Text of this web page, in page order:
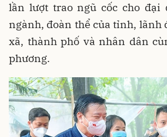
lần lượt trao ngũ cốc cho đại
ngành, đoàn thể của tỉnh, lãnh
xã, thành phố và nhân dân
phương.